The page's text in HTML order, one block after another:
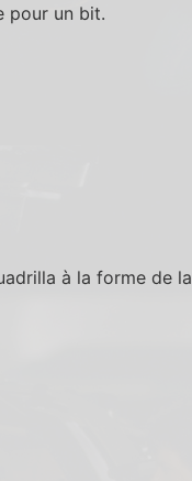
pour un bit.
à la forme de la